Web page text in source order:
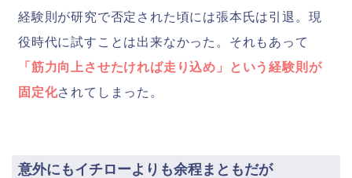
経験則が研究で否定された頃には張本氏は引退。現
役時代に試すことは出来なかった。それもあって
「筋力向上させたければ走り込め」という経験則が
固定化されてしまった。
意外にもイチローよりも余程まともだが